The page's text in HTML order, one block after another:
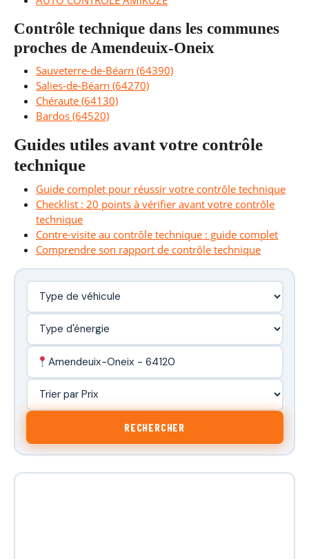
Contrôle technique dans les communes
proches de Amendeuix-Oneix
Sauveterre-de-Béarn (64390)
Salies-de-Béarn (64270)
Chéraute (64130)
Bardos (64520)
Guides utiles avant votre contrôle
technique
Guide complet pour réussir votre contrôle technique
Checklist : 20 points à vérifier avant votre contrôle
technique
Contre-visite au contrôle technique : guide complet
Comprendre son rapport de contrôle technique
Amendeuix-Oneix - 64120
RECHERCHER